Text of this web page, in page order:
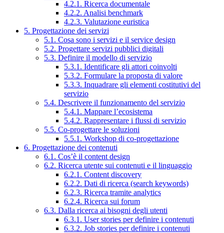
4.2.1. Ricerca documentale
4.2.2. Analisi benchmark
4.2.3. Valutazione euristica
5. Progettazione dei servizi
5.1. Cosa sono i servizi e il service design
5.2. Progettare servizi pubblici digitali
5.3. Definire il modello di servizio
5.3.1. Identificare gli attori coinvolti
5.3.2. Formulare la proposta di valore
5.3.3. Inquadrare gli elementi costitutivi del
servizio
5.4. Descrivere il funzionamento del servizio
5.4.1. Mappare l’ecosistema
5.4.2. Rappresentare i flussi di servizio
5.5. Co-progettare le soluzioni
5.5.1. Workshop di co-progettazione
6. Progettazione dei contenuti
6.1. Cos’è il content design
6.2. Ricerca utente sui contenuti e il linguaggio
6.2.1. Content discovery
6.2.2. Dati di ricerca (search keywords)
6.2.3. Ricerca tramite analytics
6.2.4. Ricerca sui forum
6.3. Dalla ricerca ai bisogni degli utenti
6.3.1. User stories per definire i contenuti
6.3.2. Job stories per definire i contenuti